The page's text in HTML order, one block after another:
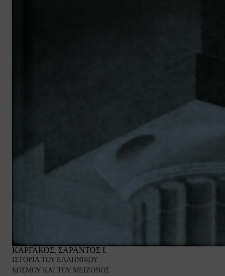
ΚΑΡΓΑΚΟΣ, ΣΑΡΑΝΤΟΣ Ι.
ΙΣΤΟΡΙΑ ΤΟΥ ΕΛΛΗΝΙΚΟΥ
ΚΟΣΜΟΥ ΚΑΙ ΤΟΥ ΜΕΙΖΟΝΟΣ